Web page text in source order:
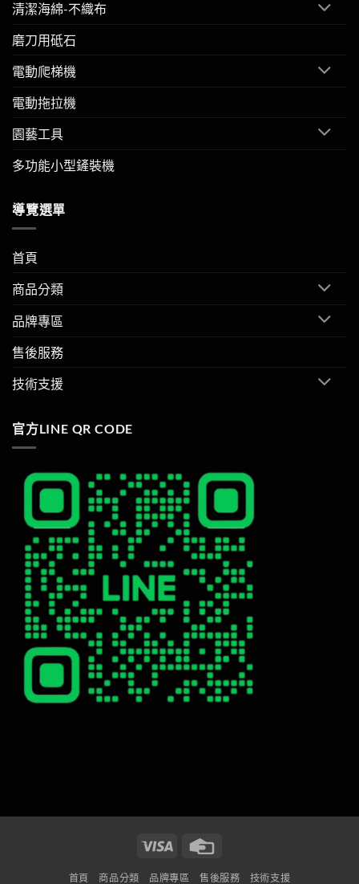
清潔海綿-不織布
磨刀用砥石
電動爬梯機
電動拖拉機
園藝工具
多功能小型鏟裝機
導覽選單
首頁
商品分類
品牌專區
售後服務
技術支援
官方LINE QR CODE
Visa
首頁 商品分類 品牌專區 售後服務 技術支援